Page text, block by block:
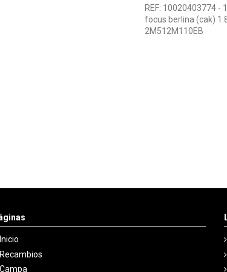
REF: 10020403774 -
focus berlina (cak)
2M512M110EB
Inicio
Recambios
Campa